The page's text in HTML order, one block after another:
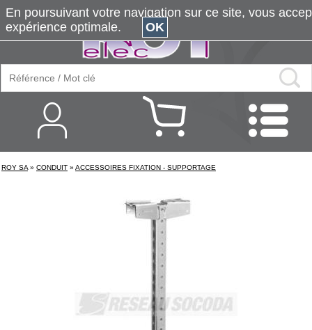
ROY SA » CONDUIT » ACCESSOIRES FIXATION - SUPPORTAGE
En poursuivant votre navigation sur ce site, vous
expérience optimale.
OK